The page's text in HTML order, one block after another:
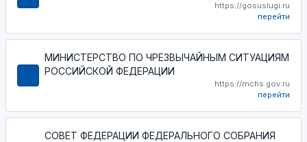
https://gosuslugi.ru
перейти
МИНИСТЕРСТВО ПО ЧРЕЗВЫЧАЙНЫМ СИТУАЦИЯМ
РОССИЙСКОЙ ФЕДЕРАЦИИ
https://mchs.gov.ru
перейти
СОВЕТ ФЕДЕРАЦИИ ФЕДЕРАЛЬНОГО СОБРАНИЯ